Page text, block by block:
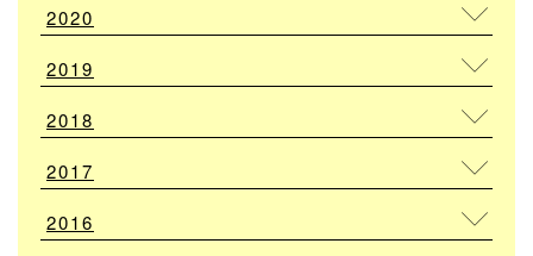
2020
2019
2018
2017
2016